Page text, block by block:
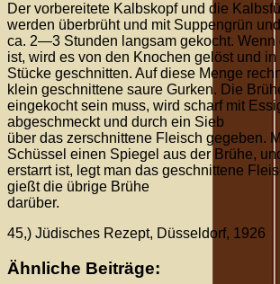
Der vorbereitete Kalbskopf und die
werden überbrüht und mit Suppengrün
ca. 2—3 Stunden langsam gekocht. Wenn
ist, wird es von den Knochen gelöst und
Stücke geschnitten. Auf diese Menge
klein geschnittene saure Gurken. Die
eingekocht sein muss, wird scharf mit
abgeschmeckt und durch ein Sieb
über das zerschnittene Fleisch gegeben.
Schüssel einen Spiegel aus der Brühe,
erstarrt ist, legt man das geschnittene
gießt die übrige Brühe
darüber.
45,) Jüdisches Rezept, Düsseldorf, 1926
Ähnliche Beiträge: